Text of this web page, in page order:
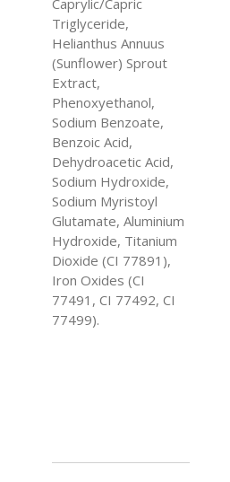
Triglyceride,
Helianthus Annuus
(Sunflower) Sprout
Extract,
Phenoxyethanol,
Sodium Benzoate,
Benzoic Acid,
Dehydroacetic Acid,
Sodium Hydroxide,
Sodium Myristoyl
Glutamate, Aluminium
Hydroxide, Titanium
Dioxide (CI 77891),
Iron Oxides (CI
77491, CI 77492, CI
77499).